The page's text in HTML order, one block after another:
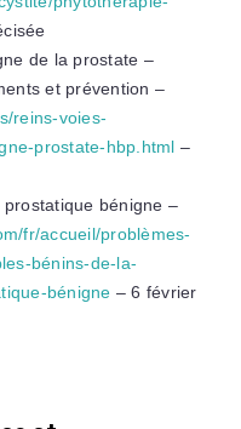
de la prostate –
et prévention –
reins-voies-
prostate-hbp.html –
bénigne –
fr/accueil/problèmes-
bénins-de-la-
bénigne – 6 février